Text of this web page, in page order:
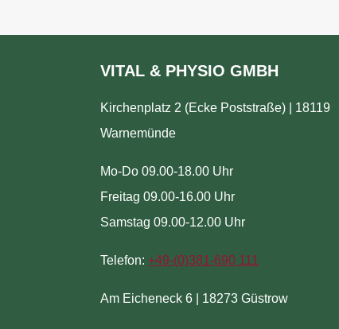
VITAL & PHYSIO GMBH
Kirchenplatz 2 (Ecke Poststraße) | 18119
Warnemünde
Mo-Do 09.00-18.00 Uhr
Freitag 09.00-16.00 Uhr
Samstag 09.00-12.00 Uhr
Telefon: +49-(0)381-690 111
Am Eicheneck 6 | 18273 Güstrow